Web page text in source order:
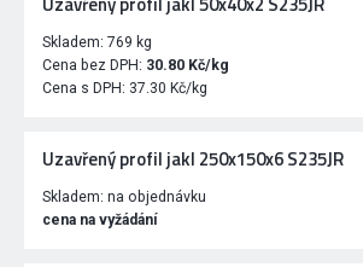
Skladem: 769 kg
Cena bez DPH: 30.80 Kč/kg
Cena s DPH: 37.30 Kč/kg
Uzavřený profil jakl 250x150x6 S235JR
Skladem: na objednávku
cena na vyžádání